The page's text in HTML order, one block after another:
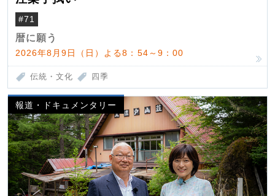
#71
暦に願う
2026年8月9日（日）よる8：54～9：00
伝統・文化 四季
報道・ドキュメンタリー